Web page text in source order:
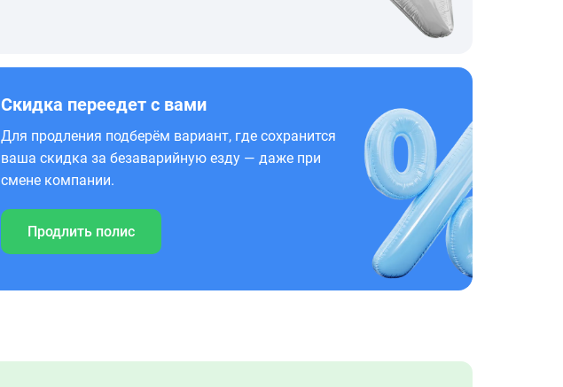
Скидка переедет с вами
Для продления подберём вариант, где сохранится
ваша скидка за безаварийную езду — даже при
смене компании.
Продлить полис